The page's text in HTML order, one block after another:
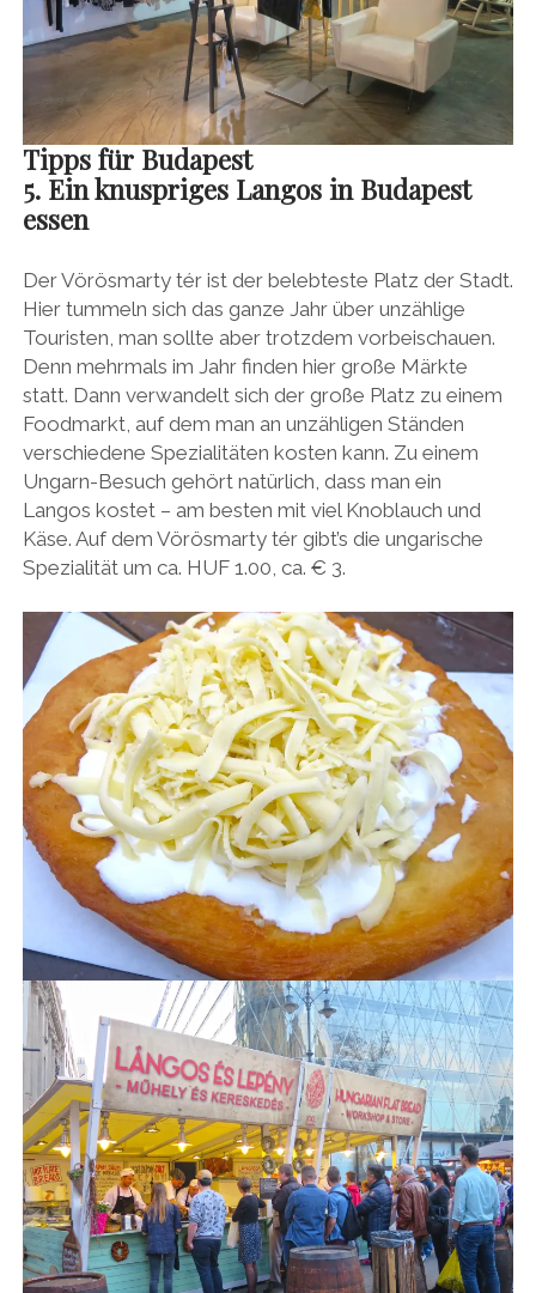
Tipps für Budapest
5. Ein knuspriges Langos in Budapest
essen
Der Vörösmarty tér ist der belebteste Platz der Stadt.
Hier tummeln sich das ganze Jahr über unzählige
Touristen, man sollte aber trotzdem vorbeischauen.
Denn mehrmals im Jahr finden hier große Märkte
statt. Dann verwandelt sich der große Platz zu einem
Foodmarkt, auf dem man an unzähligen Ständen
verschiedene Spezialitäten kosten kann. Zu einem
Ungarn-Besuch gehört natürlich, dass man ein
Langos kostet – am besten mit viel Knoblauch und
Käse. Auf dem Vörösmarty tér gibt’s die ungarische
Spezialität um ca. HUF 1.00, ca. € 3.